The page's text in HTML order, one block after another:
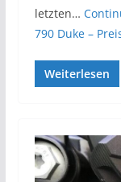
letzten…
790 Duke –
Weiterlesen